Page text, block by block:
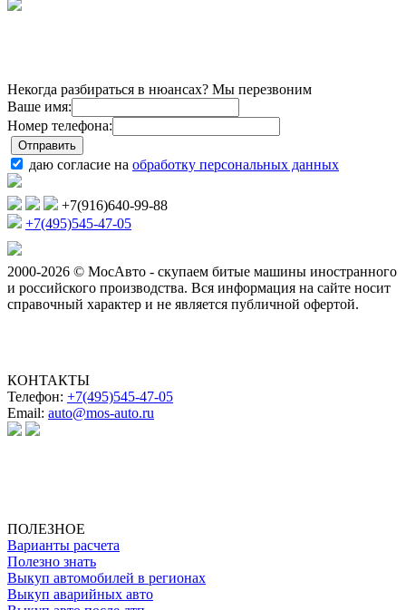
Некогда разбираться в нюансах? Мы перезвоним
Ваше имя:
Номер телефона:
даю согласие на обработку персональных данных
+7(916)640-99-88
+7(495)545-47-05
2000-2026 © МосАвто - скупаем битые машины иностранного
и российского производства. Вся информация на сайте носит
справочный характер и не является публичной офертой.
КОНТАКТЫ
Телефон: +7(495)545-47-05
Email: auto@mos-auto.ru
ПОЛЕЗНОЕ
Варианты расчета
Полезно знать
Выкуп автомобилей в регионах
Выкуп аварийных авто